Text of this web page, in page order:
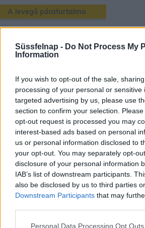
Süssfelnap - Do Not Process My
Information
If you wish to opt-out of the sale,
processing of your personal or sensitive
targeted advertising by us, please use
section to confirm your selection.
opt-out request is processed you may
interest-based ads based on personal
us or personal information disclosed to
your opt-out. You may separately opt-
disclosure of your personal information
IAB’s list of downstream participants.
also be disclosed by us to third parties
Downstream Participants that may
Personal Data Processing Opt Outs
A levegő páratartalma
térképen és kiíráson láthatjuk, de ezen túl
dolog van amit a páratartalomról tudhatunk.
formájában a levegőbe kerül. Ha jobban
vízgőz kerül a levegőbe. A melegedéssel
kapacitása is növekszik. A páratartalom
kifejezést különböztetünk meg:
abszolút páratartalom,ami az 1m3
nnyiségét mutatja (g/m3).
relatív, vagy viszonylagos
ő vízpára arányát mutatja adott
tettséghez.
A levegő relatív páratartalmát higrométerrel